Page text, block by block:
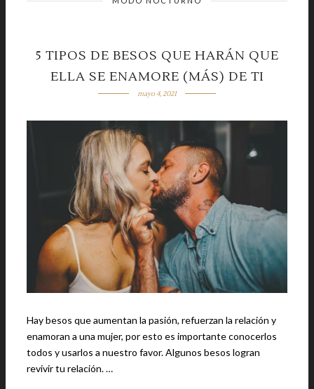
5 TIPOS DE BESOS QUE HARÁN QUE
ELLA SE ENAMORE (MÁS) DE TI
mayo 4, 2021
Hay besos que aumentan la pasión, refuerzan la relación y
enamoran a una mujer, por esto es importante conocerlos
todos y usarlos a nuestro favor. Algunos besos logran
revivir tu relación. …